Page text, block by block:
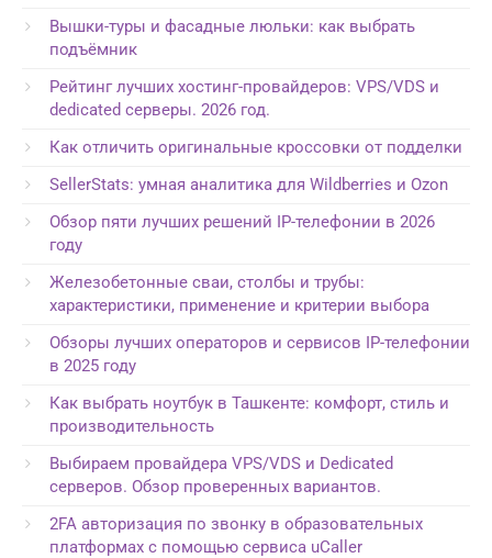
Вышки-туры и фасадные люльки: как выбрать
подъёмник
Рейтинг лучших хостинг-провайдеров: VPS/VDS и
dedicated серверы. 2026 год.
Как отличить оригинальные кроссовки от подделки
SellerStats: умная аналитика для Wildberries и Ozon
Обзор пяти лучших решений IP-телефонии в 2026
году
Железобетонные сваи, столбы и трубы:
характеристики, применение и критерии выбора
Обзоры лучших операторов и сервисов IP-телефонии
в 2025 году
Как выбрать ноутбук в Ташкенте: комфорт, стиль и
производительность
Выбираем провайдера VPS/VDS и Dedicated
серверов. Обзор проверенных вариантов.
2FA авторизация по звонку в образовательных
платформах с помощью сервиса uCaller